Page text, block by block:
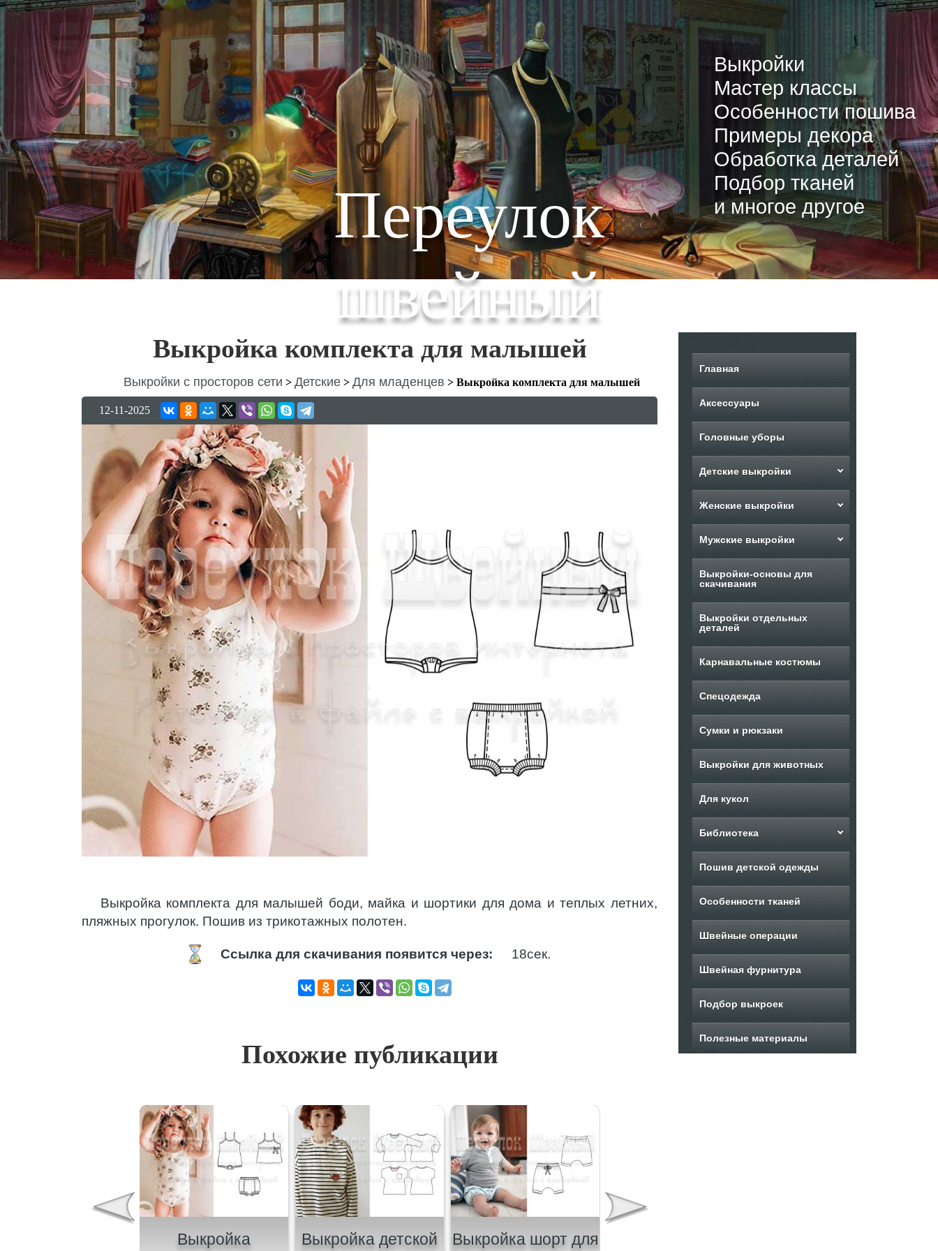
Переулок
швейный
Выкройки
Мастер классы
Особенности пошива
Примеры декора
Обработка деталей
Подбор тканей
и многое другое
Выкройка комплекта для малышей
Выкройки с просторов сети > Детские > Для младенцев > Выкройка комплекта для малышей
12-11-2025
Выкройка комплекта для малышей боди, майка и шортики для дома и теплых летних,
пляжных прогулок. Пошив из трикотажных полотен.
Ссылка для скачивания появится через: 17сек.
Похожие публикации
Выкройка
Выкройка детской
Выкройка шорт для
Главная
Аксессуары
Головные уборы
Детские выкройки
Женские выкройки
Мужские выкройки
Выкройки-основы для
скачивания
Выкройки отдельных
деталей
Карнавальные костюмы
Спецодежда
Сумки и рюкзаки
Выкройки для животных
Для кукол
Библиотека
Пошив детской одежды
Особенности тканей
Швейные операции
Швейная фурнитура
Подбор выкроек
Полезные материалы